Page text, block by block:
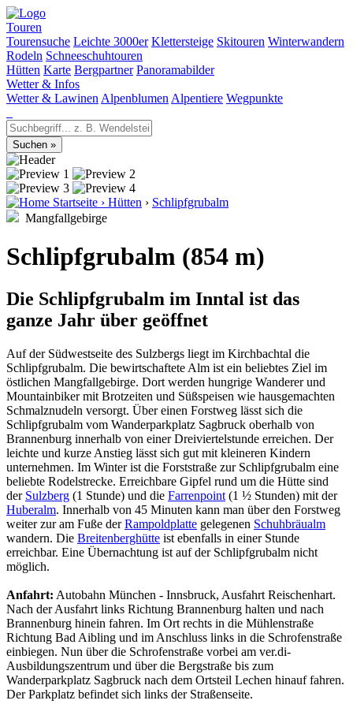
Touren
Tourensuche Leichte 3000er Klettersteige Skitouren Winterwandern
Rodeln Schneeschuhtouren
Hütten Karte Bergpartner Panoramabilder
Wetter & Infos
Wetter & Lawinen Alpenblumen Alpentiere Wegpunkte
Startseite › Hütten › Schlipfgrubalm
Mangfallgebirge
Schlipfgrubalm (854 m)
Die Schlipfgrubalm im Inntal ist das
ganze Jahr über geöffnet
Auf der Südwestseite des Sulzbergs liegt im Kirchbachtal die
Schlipfgrubalm. Die bewirtschaftete Alm ist ein beliebtes Ziel im
östlichen Mangfallgebirge. Dort werden hungrige Wanderer und
Mountainbiker mit Brotzeiten und Süßspeisen wie hausgemachten
Schmalznudeln versorgt. Über einen Forstweg lässt sich die
Schlipfgrubalm vom Wanderparkplatz Sagbruck oberhalb von
Brannenburg innerhalb von einer Dreiviertelstunde erreichen. Der
leichte und kurze Anstieg lässt sich gut mit kleineren Kindern
unternehmen. Im Winter ist die Forststraße zur Schlipfgrubalm eine
beliebte Rodelstrecke. Erreichbare Gipfel rund um die Hütte sind
der Sulzberg (1 Stunde) und die Farrenpoint (1 ½ Stunden) mit der
Huberalm. Innerhalb von 45 Minuten kann man über den Forstweg
weiter zur am Fuße derRampoldplatte gelegenen Schuhbräualm
wandern. Die Breitenberghütte ist ebenfalls in einer Stunde
erreichbar. Eine Übernachtung ist auf der Schlipfgrubalm nicht
möglich.
Anfahrt: Autobahn München - Innsbruck, Ausfahrt Reischenhart.
Nach der Ausfahrt links Richtung Brannenburg halten und nach
Brannenburg hinein fahren. Im Ort rechts in die Mühlenstraße
Richtung Bad Aibling und im Anschluss links in die Schrofenstraße
einbiegen. Nun über die Schrofenstraße vorbei am ver.di-
Ausbildungszentrum und über die Bergstraße bis zum
Wanderparkplatz Sagbruck nach dem Ortsteil Lechen hinauf fahren.
Der Parkplatz befindet sich links der Straßenseite.